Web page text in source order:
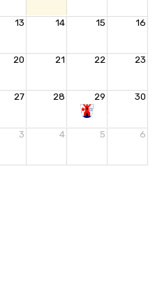
13 14 15 16
20 21 22 23
27 28 29
30
Rozloučení
3 4 5 6